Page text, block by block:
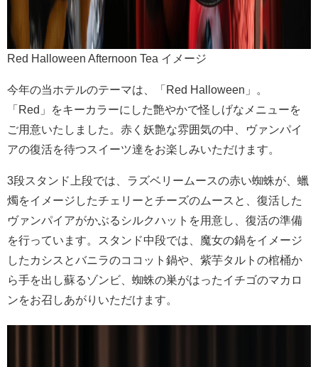
Red Halloween Afternoon Tea イメージ
今年の当ホテルのテーマは、「Red Halloween」。
「Red」をキーカラーにした艶やかで怪しげなメニューを
ご用意いたしました。赤く妖艶な雰囲気の中、ヴァンパイ
アの復活を待つスイーツ達をお楽しみいただけます。
3段スタンド上段では、ラズベリームースの赤い蜘蛛が、蠟
燭をイメージしたチェリーとチーズのムースと、復活した
ヴァンパイアがかぶるシルクハットを用意し、復活の準備
を行っています。スタンド中段では、魔女の鍋をイメージ
したカシスとバニラのココット鍋や、紫芋タルトの棺桶か
ら手を出し蘇るゾンビ、蜘蛛の巣がはったイチゴのマカロ
ンをお召しあがりいただけます。